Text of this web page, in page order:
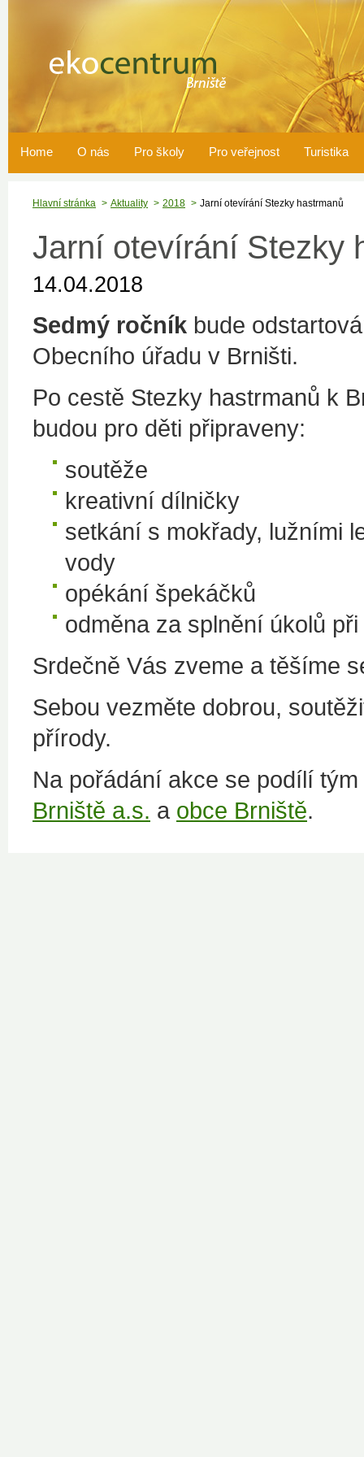
Home O nás Pro školy Pro veřejnost Turistika
Hlavní stránka Aktuality 2018 Jarní otevírání Stezky hastrmanů
Jarní otevírání Stezky
14.04.2018
Sedmý ročník bude
Obecního úřadu v Brništi.
Po cestě Stezky hastrmanů k
budou pro děti připraveny:
soutěže
kreativní dílničky
setkání s mokřady, lužními
vody
opékání špekáčků
odměna za splnění úkolů
Srdečně Vás zveme a těšíme
Sebou vezměte dobrou,
přírody.
Na pořádání akce se podílí tým
Brniště a.s. a obce Brniště.